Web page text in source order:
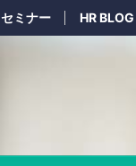
セミナー HR BLOG